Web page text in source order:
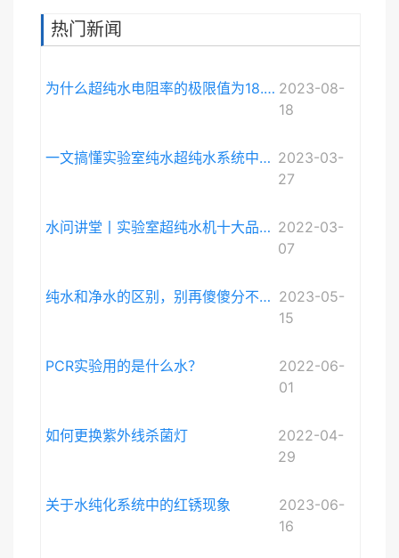
热门新闻
为什么超纯水电阻率的极限值为18.248MΩ·cm而不是无限大？ 2023-08-
18
一文搞懂实验室纯水超纯水系统中电导率与电阻率的关系 2023-03-
27
水问讲堂丨实验室超纯水机十大品牌排序和详细介绍 2022-03-
07
纯水和净水的区别，别再傻傻分不清啦。 2023-05-
15
PCR实验用的是什么水？
2022-06-
01
如何更换紫外线杀菌灯
2022-04-
29
关于水纯化系统中的红锈现象
2023-06-
16